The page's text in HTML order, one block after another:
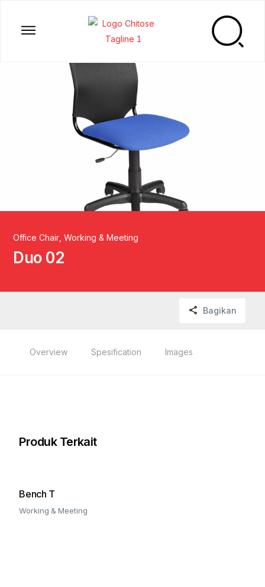
Office Chair ,Working & Meeting
Duo 02
Bagikan
Overview Spesification Images
Produk Terkait
Bench T
Working & Meeting